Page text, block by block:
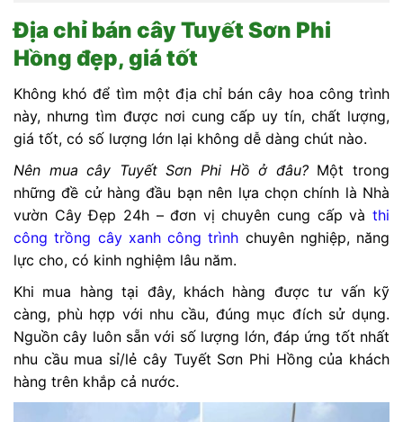
Địa chỉ bán cây Tuyết Sơn Phi
Hồng đẹp, giá tốt
Không khó để tìm một địa chỉ bán cây hoa công trình
này, nhưng tìm được nơi cung cấp uy tín, chất lượng,
giá tốt, có số lượng lớn lại không dễ dàng chút nào.
Nên mua cây Tuyết Sơn Phi Hồ ở đâu?Một trong
những đề cử hàng đầu bạn nên lựa chọn chính là Nhà
vườn Cây Đẹp 24h – đơn vị chuyên cung cấp và thi
công trồng cây xanh công trình chuyên nghiệp, năng
lực cho, có kinh nghiệm lâu năm.
Khi mua hàng tại đây, khách hàng được tư vấn kỹ
càng, phù hợp với nhu cầu, đúng mục đích sử dụng.
Nguồn cây luôn sẵn với số lượng lớn, đáp ứng tốt nhất
nhu cầu mua sỉ/lẻ cây Tuyết Sơn Phi Hồng của khách
hàng trên khắp cả nước.